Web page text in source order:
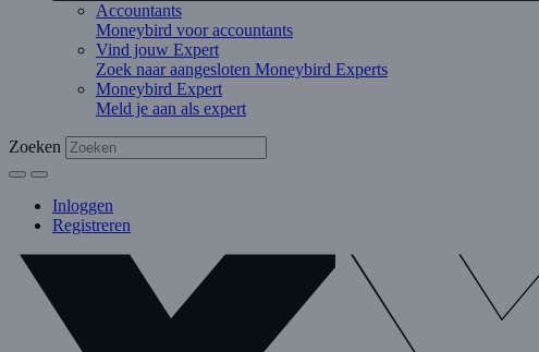
Accountants
Moneybird voor accountants
Vind jouw Expert
Zoek naar aangesloten Moneybird Experts
Moneybird Expert
Meld je aan als expert
Zoeken
Inloggen
Registreren